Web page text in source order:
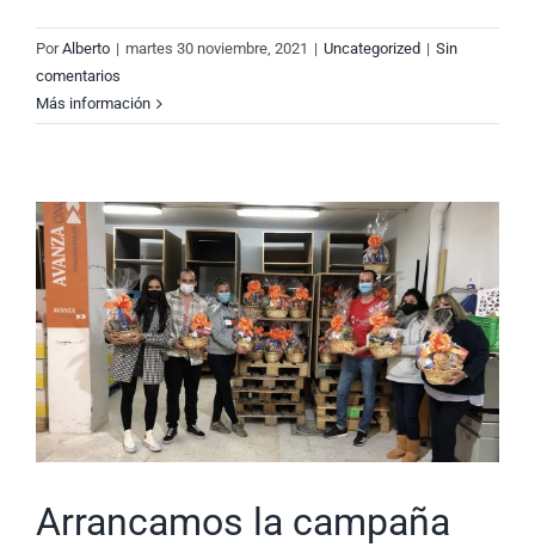
PorAlberto | martes 30 noviembre, 2021 | Uncategorized | Sin
comentarios
Más información
Arrancamos la campaña